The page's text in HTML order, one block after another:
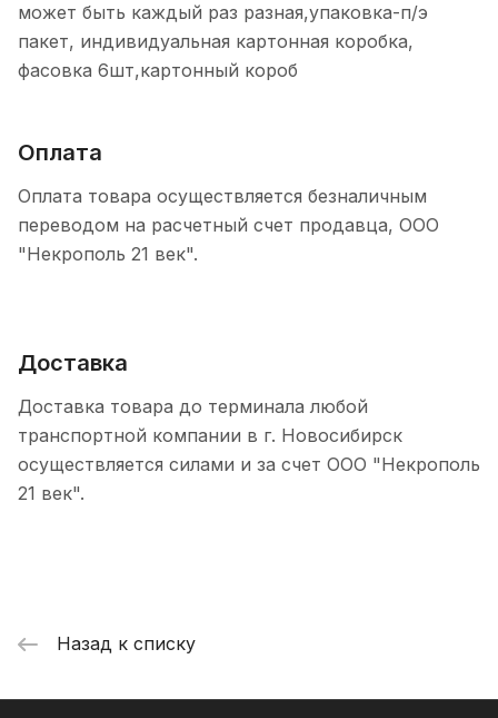
может быть каждый раз разная,упаковка-п/э
пакет, индивидуальная картонная коробка,
фасовка 6шт,картонный короб
Оплата
Оплата товара осуществляется безналичным
переводом на расчетный счет продавца, ООО
"Некрополь 21 век".
Доставка
Доставка товара до терминала любой
транспортной компании в г. Новосибирск
осуществляется силами и за счет ООО "Некрополь
21 век".
Назад к списку